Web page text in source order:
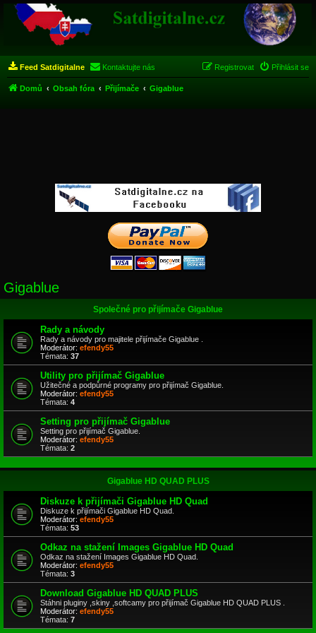
Feed Satdigitalne Kontaktujte nás Přihlásit se
Registrovat
Domů Obsah fóra Přijímače Gigablue
Gigablue
Společné pro přijímače Gigablue
Rady a návody
Rady a návody pro majitele přijímače Gigablue .
Moderátor: efendy55
Témata: 37
Utility pro přijímač Gigablue
Užitečné a podpůrné programy pro přijímač Gigablue.
Moderátor: efendy55
Témata: 4
Setting pro přijímač Gigablue
Setting pro přijímač Gigablue.
Moderátor: efendy55
Témata: 2
Gigablue HD QUAD PLUS
Diskuze k přijímači Gigablue HD Quad
Diskuze k přijímači Gigablue HD Quad.
Moderátor: efendy55
Témata: 53
Odkaz na stažení Images Gigablue HD Quad
Odkaz na stažení Images Gigablue HD Quad.
Moderátor: efendy55
Témata: 3
Download Gigablue HD QUAD PLUS
Stáhni pluginy ,skiny ,softcamy pro přijímač Gigablue HD QUAD PLUS .
Moderátor: efendy55
Témata: 7